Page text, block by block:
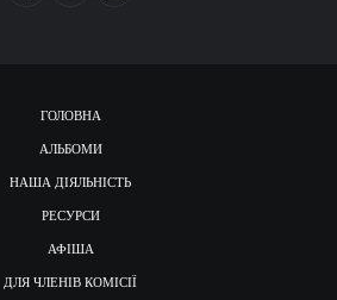
ГОЛОВНА
АЛЬБОМИ
НАША ДІЯЛЬНІСТЬ
РЕСУРСИ
АФІША
ДЛЯ ЧЛЕНІВ КОМІСІЇ